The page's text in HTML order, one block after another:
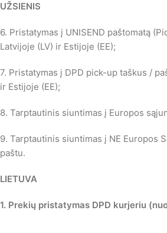
UŽSIENIS
6. Pristatymas į UNISEND paštomatą
Latvijoje (LV) ir Estijoje (EE);
7. Pristatymas į DPD pick-up taškus /
ir Estijoje (EE);
8. Tarptautinis siuntimas į Europos
9. Tarptautinis siuntimas į NE Europos
paštu.
LIETUVA
1. Prekių pristatymas DPD kurjeriu